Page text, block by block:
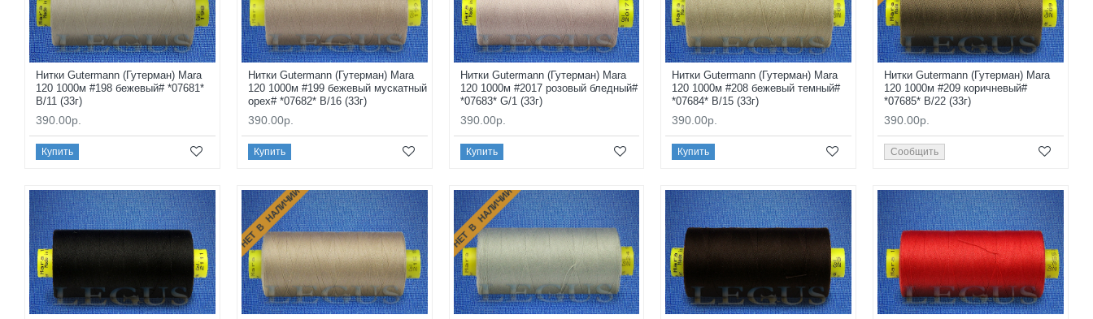
Нитки Gutermann (Гутерман) Mara
120 1000м #198 бежевый# *07681*
B/11 (33г)
390.00р.
Купить
Нитки Gutermann (Гутерман) Mara
120 1000м #199 бежевый мускатный
орех# *07682* B/16 (33г)
390.00р.
Купить
Нитки Gutermann (Гутерман) Mara
120 1000м #2017 розовый бледный#
*07683* G/1 (33г)
390.00р.
Купить
Нитки Gutermann (Гутерман) Mara
120 1000м #208 бежевый темный#
*07684* B/15 (33г)
390.00р.
Купить
Нитки Gutermann (Гутерман) Mara
120 1000м #209 коричневый#
*07685* B/22 (33г)
390.00р.
Сообщить
НЕТ В НАЛИЧИИ НЕТ В НАЛИЧИИ